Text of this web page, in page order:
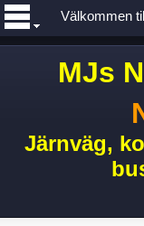
MJs
Järnväg,
Välkommen